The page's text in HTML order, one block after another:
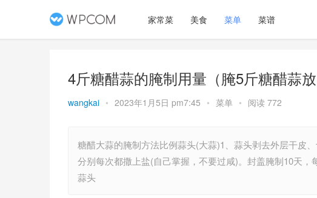
家常菜 美食 菜单 菜谱
4斤糖醋蒜的腌制用量（腌5斤糖醋蒜
wangkai • 2023年1月5日 pm7:45 • 菜单 • 阅读 772
糖醋大蒜的腌制方法比例蒜头(大蒜)1、蒜头剥去外层干皮
分别每次都撒上盐(自己掌握，不要过咸)。封盖腌制10天
蒜头